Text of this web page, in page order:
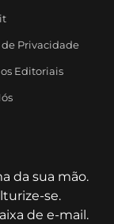
Privacidade
Editoriais
da sua mão.
se.
de e-mail.